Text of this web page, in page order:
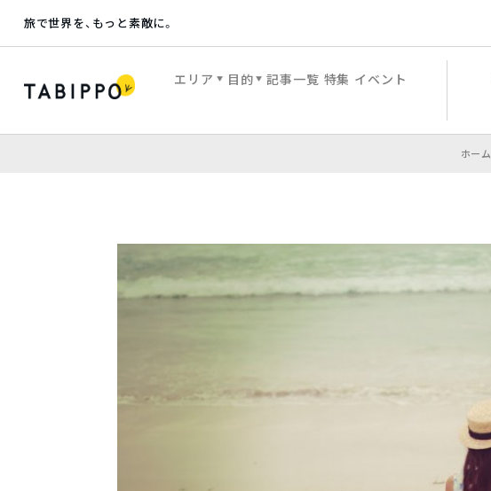
旅で世界を、もっと素敵に。
エリア 目的 記事一覧 特集 イベント
ホーム